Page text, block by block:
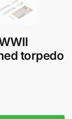
torpedo